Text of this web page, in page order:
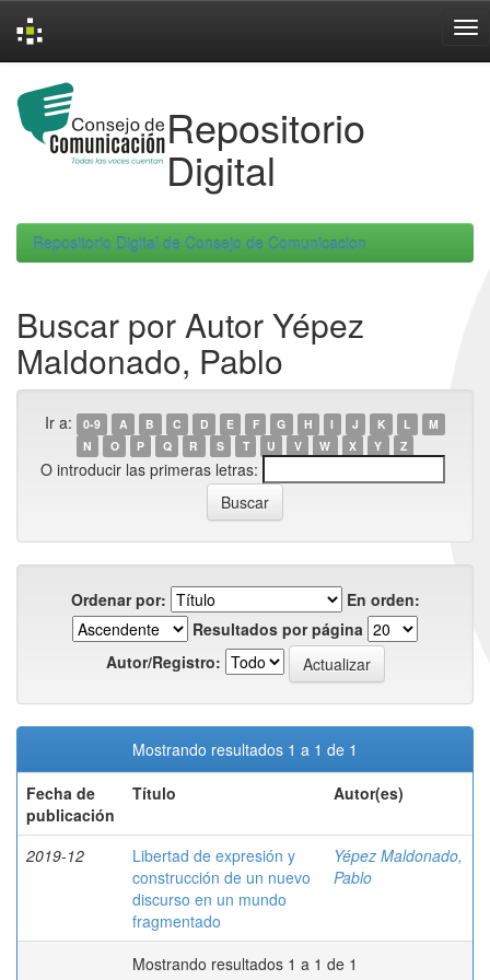
navigation
Repositorio
Digital
Repositorio Digital de Consejo de Comunicacion
Buscar por Autor Yépez
Maldonado, Pablo
Ir a: 0-9 A B C D E F G H I J K L
M
N
O P Q R S T U V W X Y Z
O introducir las primeras letras:
Ordenar por:
En orden:
Resultados por página
Autor/Registro:
Mostrando resultados 1 a 1 de 1
Fecha de
publicación
Título Autor(es)
2019-12
Libertad de expresión y
construcción de un nuevo
discurso en un mundo
fragmentado
Yépez Maldonado,
Pablo
Mostrando resultados 1 a 1 de 1